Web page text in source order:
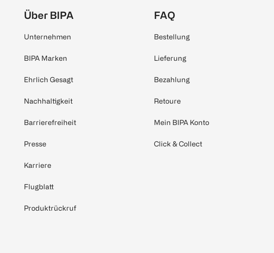
Über BIPA
Unternehmen
BIPA Marken
Ehrlich Gesagt
Nachhaltigkeit
Barrierefreiheit
Presse
Karriere
Flugblatt
Produktrückruf
FAQ
Bestellung
Lieferung
Bezahlung
Retoure
Mein BIPA Konto
Click & Collect